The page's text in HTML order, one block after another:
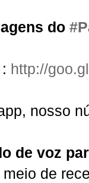
do
http://
nosso
de voz
de